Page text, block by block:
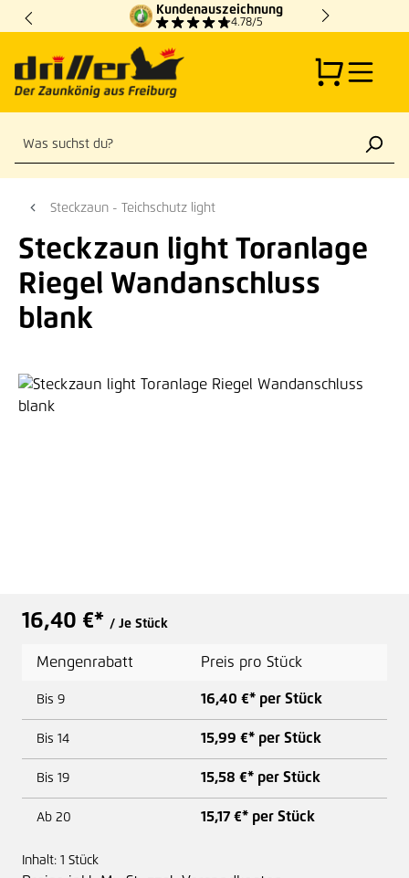
Zum Hauptinhalt springen
Kundenauszeichnung
4.78/5
Steckzaun - Teichschutz light
Steckzaun light Toranlage
Riegel Wandanschluss
blank
Bildergalerie überspringen
16,40 €* / Je Stück
Mengenrabatt Preis pro Stück
Bis 9 16,40 €* per Stück
Bis 14 15,99 €* per Stück
Bis 19 15,58 €* per Stück
Ab 20 15,17 €* per Stück
Inhalt: 1 Stück